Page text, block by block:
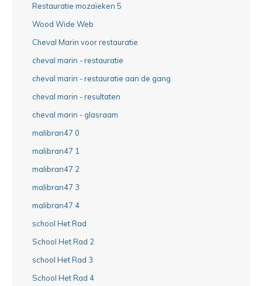
Restauratie mozaïeken 5
Wood Wide Web
Cheval Marin voor restauratie
cheval marin - restauratie
cheval marin - restauratie aan de gang
cheval marin - resultaten
cheval marin - glasraam
malibran47 0
malibran47 1
malibran47 2
malibran47 3
malibran47 4
school Het Rad
School Het Rad 2
school Het Rad 3
School Het Rad 4